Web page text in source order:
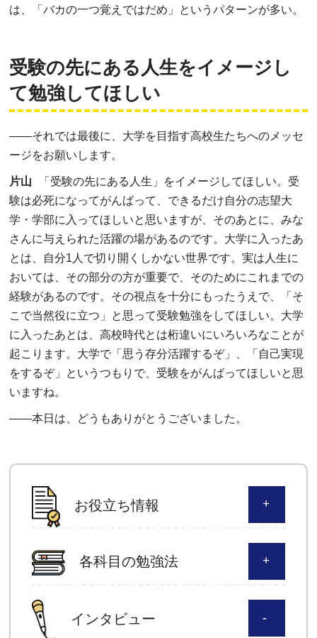
は、「バカの一つ覚えではだめ」というパターンが多い。
受験の先にある人生をイメージし
て勉強してほしい
――それでは最後に、大学を目指す高校生たちへのメッセ
ージをお願いします。
片山
「受験の先にある人生」をイメージしてほしい。受
験は必死になってがんばって、できるだけ自分の志望大
学・学部に入ってほしいと思いますが、そのあとに、みな
さんに与えられた活躍の場があるのです。大学に入ったあ
とは、自分1人で切り開くしかない世界です。実は人生に
おいては、その部分の方が重要で、そのためにこれまでの
経験があるのです。その視点を十分にもったうえで、「そ
こで当然役に立つ」と思って受験勉強をしてほしい。大学
に入ったあとは、高校時代とは桁違いにいろいろなことが
起こります。大学で「思う存分活躍するぞ」、「自己実現
をするぞ」というつもりで、受験をがんばってほしいと思
いますね。
――本日は、どうもありがとうございました。
お役立ち情報
各科目の勉強法
インタビュー